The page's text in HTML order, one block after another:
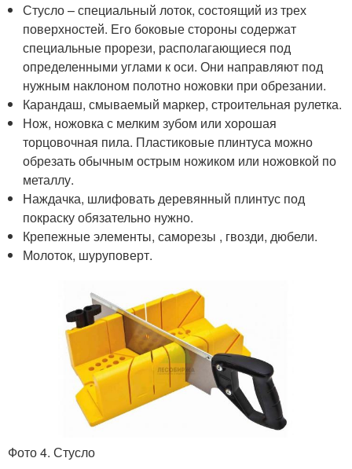
Стусло – специальный лоток, состоящий из трех
поверхностей. Его боковые стороны содержат
специальные прорези, располагающиеся под
определенными углами к оси. Они направляют под
нужным наклоном полотно ножовки при обрезании.
Карандаш, смываемый маркер, строительная рулетка.
Нож, ножовка с мелким зубом или хорошая
торцовочная пила. Пластиковые плинтуса можно
обрезать обычным острым ножиком или ножовкой по
металлу.
Наждачка, шлифовать деревянный плинтус под
покраску обязательно нужно.
Крепежные элементы, саморезы , гвозди, дюбели.
Молоток, шуруповерт.
Фото 4. Стусло